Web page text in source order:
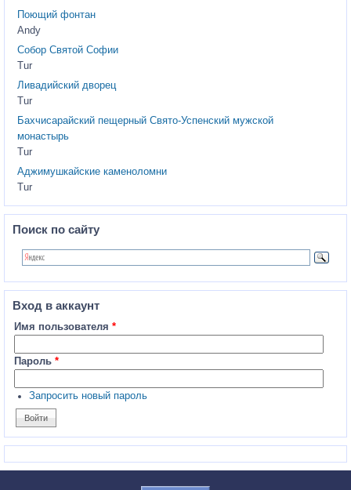
Поющий фонтан
Andy
Собор Святой Софии
Tur
Ливадийский дворец
Tur
Бахчисарайский пещерный Свято-Успенский мужской
монастырь
Tur
Аджимушкайские каменоломни
Tur
Поиск по сайту
Вход в аккаунт
Имя пользователя *
Пароль *
Запросить новый пароль